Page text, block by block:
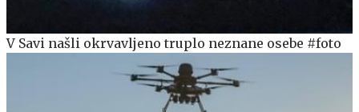
V Savi našli okrvavljeno truplo neznane osebe #foto